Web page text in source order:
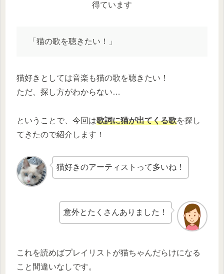
得ています
「猫の歌を聴きたい！」
猫好きとしては音楽も猫の歌を聴きたい！
ただ、探し方がわからない…
ということで、今回は歌詞に猫が出てくる歌を探し
てきたので紹介します！
猫好きのアーティストって多いね！
意外とたくさんありました！
これを読めばプレイリストが猫ちゃんだらけになる
こと間違いなしです。